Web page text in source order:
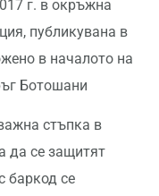
г. в окръжна
публикувана в
в началото на
Ботошани
стъпка в
да се защитят
баркод се